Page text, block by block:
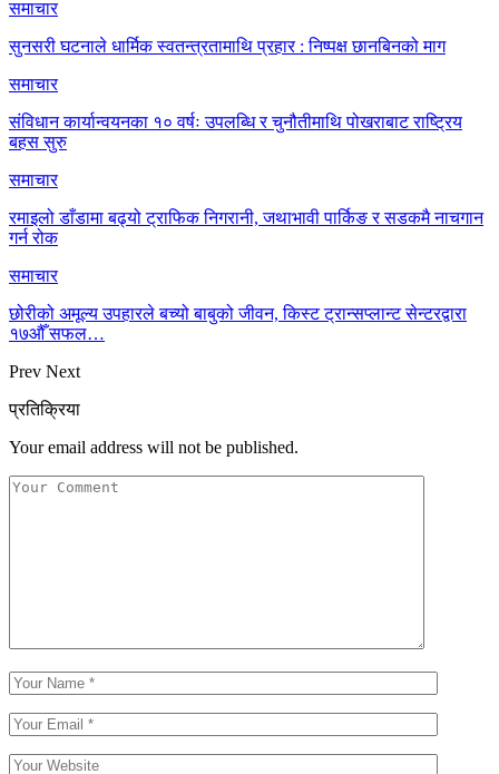
समाचार
सुनसरी घटनाले धार्मिक स्वतन्त्रतामाथि प्रहार : निष्पक्ष छानबिनको माग
समाचार
संविधान कार्यान्वयनका १० वर्षः उपलब्धि र चुनौतीमाथि पोखराबाट राष्ट्रिय
बहस सुरु
समाचार
रमाइलो डाँडामा बढ्यो ट्राफिक निगरानी, जथाभावी पार्किङ र सडकमै नाचगान
गर्न रोक
समाचार
छोरीको अमूल्य उपहारले बच्यो बाबुको जीवन, किस्ट ट्रान्सप्लान्ट सेन्टरद्वारा
१७औँ सफल…
Prev Next
प्रतिक्रिया
Your email address will not be published.